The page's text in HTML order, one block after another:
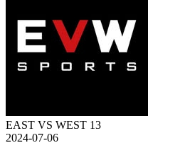
EAST VS WEST 13
2024-07-06